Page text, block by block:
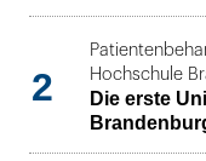
2
Hochschule
Die erste